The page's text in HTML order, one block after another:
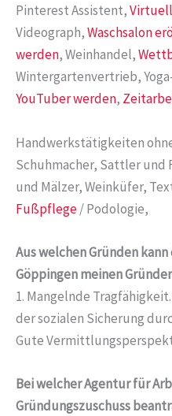
Pinterest Assistent,
Videograph,Waschsalon
werden, Weinhandel,
Wintergartenvertrieb,
YouTuber werden,
Handwerkstätigkeiten
Schuhmacher, Sattler und
und Mälzer, Weinküfer,
Fußpflege/ Podologie,
Aus welchen Gründen
Göppingen meinen
1. Mangelnde
der sozialen Sicherung
Gute
Bei welcher Agentur für
Gründungszuschuss